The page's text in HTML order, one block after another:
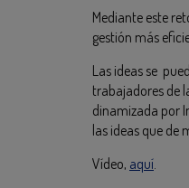
Mediante este
gestión más
Las ideas se
trabajadores de
dinamizada por
las ideas que de
Vídeo, aquí.